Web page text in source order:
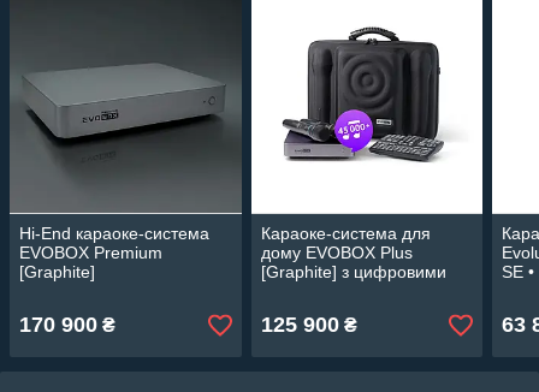
Hi-End караоке-система
EVOBOX Premium
[Graphite]
170 900 ₴
Караоке-система для
дому EVOBOX Plus
[Graphite] з цифровими
125 900₴
SE
63